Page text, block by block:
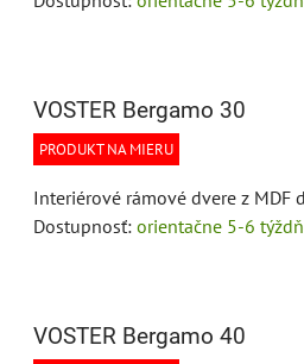
VOSTER Bergamo 30
PRODUKT NA MIERU
Interiérové rámové dvere z MDF
Dostupnosť: orientačne 5-6
VOSTER Bergamo 40